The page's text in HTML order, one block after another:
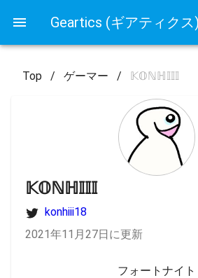
Geartics (ギアティクス)
Top / ゲーマー / 𝕂𝕆ℕℍ𝕀𝕀𝕀
𝕂𝕆ℕℍ𝕀𝕀𝕀
konhiii18
2021年11月27日に更新
フォートナイト